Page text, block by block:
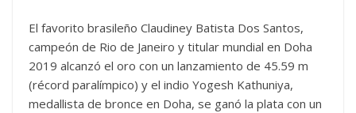
El favorito brasileño Claudiney Batista Dos Santos,
campeón de Rio de Janeiro y titular mundial en Doha
2019 alcanzó el oro con un lanzamiento de 45.59 m
(récord paralímpico) y el indio Yogesh Kathuniya,
medallista de bronce en Doha, se ganó la plata con un